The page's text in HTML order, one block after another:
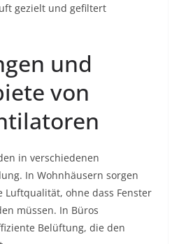
gezielt und gefiltert
und
von
in verschiedenen
In Wohnhäusern sorgen
Luftqualität, ohne dass Fenster
müssen. In Büros
Belüftung, die den